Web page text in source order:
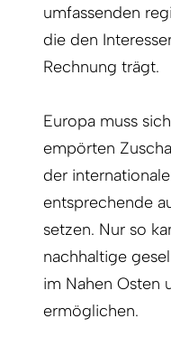
umfassenden
die den
Rechnung trägt.
Europa muss
empörten
der
entsprechende
setzen. Nur so
nachhaltige
im Nahen Osten
ermöglichen.